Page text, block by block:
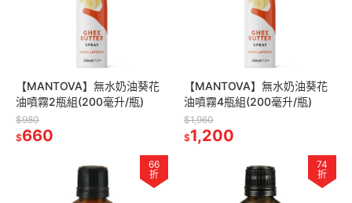
【MANTOVA】無水奶油葵花
油噴霧2瓶組(200毫升/瓶)
$980
$660
【MANTOVA】無水奶油葵花
油噴霧4瓶組(200毫升/瓶)
$1,960
$1,200
66
折
74
折